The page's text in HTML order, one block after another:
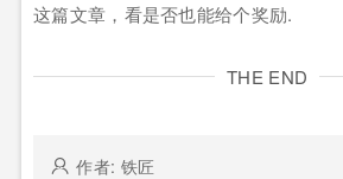
这篇文章，看是否也能给个奖励.
THE END
作者: 铁匠